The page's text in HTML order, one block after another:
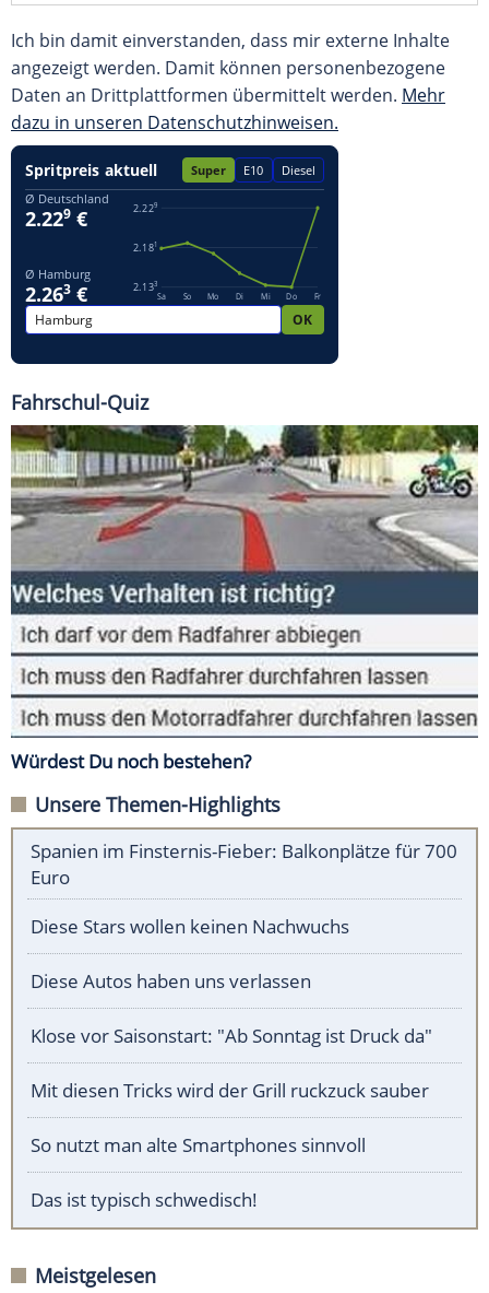
Ich bin damit einverstanden, dass mir externe Inhalte
angezeigt werden. Damit können personenbezogene
Daten an Drittplattformen übermittelt werden. Mehr
dazu in unseren Datenschutzhinweisen.
Fahrschul-Quiz
Würdest Du noch bestehen?
Unsere Themen-Highlights
Spanien im Finsternis-Fieber: Balkonplätze für 700
Euro
Diese Stars wollen keinen Nachwuchs
Diese Autos haben uns verlassen
Klose vor Saisonstart: "Ab Sonntag ist Druck da"
Mit diesen Tricks wird der Grill ruckzuck sauber
So nutzt man alte Smartphones sinnvoll
Das ist typisch schwedisch!
Meistgelesen